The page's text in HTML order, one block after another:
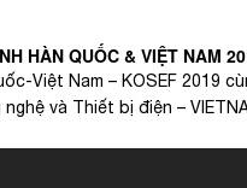
HÀN QUỐC & VIỆT NAM
Việt Nam – KOSEF 2019
và Thiết bị điện –